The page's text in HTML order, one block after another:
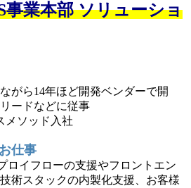
事業本部 ソリューショ
がら14年ほど開発ベンダーで開
ードなどに従事
メソッド入社
仕事
ロイフローの支援やフロントエン
術スタックの内製化支援、お客様